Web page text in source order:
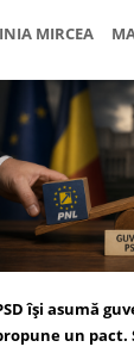
MIRCEA
își asumă
un pact.